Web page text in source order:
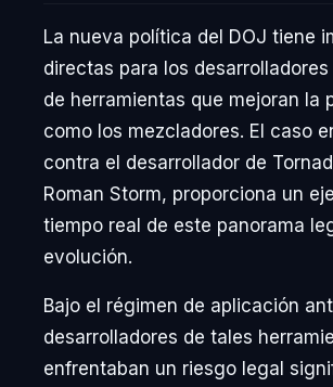
La nueva política del DOJ tiene
directas para los
de herramientas que mejoran la
como los mezcladores. El caso
contra el desarrollador de
Roman Storm, proporciona un
tiempo real de este panorama
evolución.
Bajo el régimen de aplicación
desarrolladores de tales
enfrentaban un riesgo legal